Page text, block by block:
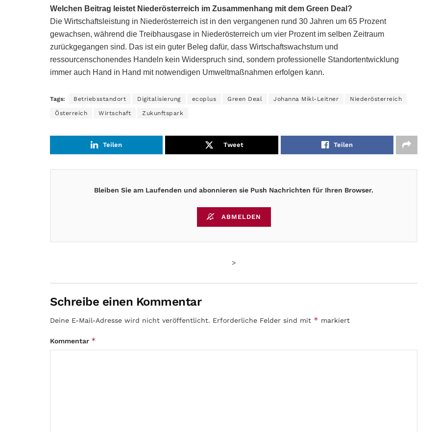
Welchen Beitrag leistet Niederösterreich im Zusammenhang mit dem Green Deal?
Die Wirtschaftsleistung in Niederösterreich ist in den vergangenen rund 30 Jahren um 65 Prozent
gewachsen, während die Treibhausgase in Niederösterreich um vier Prozent im selben Zeitraum
zurückgegangen sind. Das ist ein guter Beleg dafür, dass Wirtschaftswachstum und
ressourcenschonendes Handeln kein Widerspruch sind, sondern professionelle Standortentwicklung
immer auch Hand in Hand mit notwendigen Umweltmaßnahmen erfolgen kann.
Tags: Betriebsstandort Digitalisierung ecoplus Green Deal Johanna Mikl-Leitner Niederösterreich
Österreich Wirtschaft Zukunftspark
Teilen Tweet Teilen
Bleiben Sie am Laufenden und abonnieren sie Push Nachrichten für Ihren Browser.
ABMELDEN
>
Schreibe einen Kommentar
Deine E-Mail-Adresse wird nicht veröffentlicht. Erforderliche Felder sind mit * markiert
Kommentar *